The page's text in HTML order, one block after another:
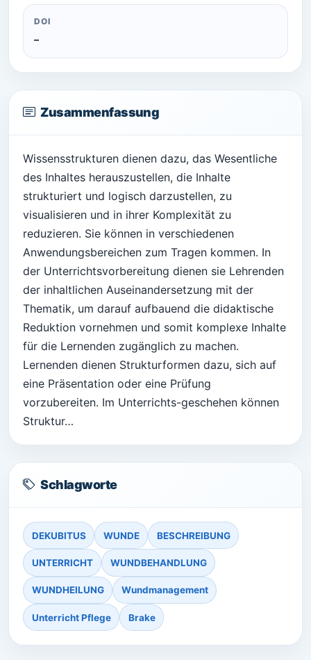
DOI
–
Zusammenfassung
Wissensstrukturen dienen dazu, das Wesentliche
des Inhaltes herauszustellen, die Inhalte
strukturiert und logisch darzustellen, zu
visualisieren und in ihrer Komplexität zu
reduzieren. Sie können in verschiedenen
Anwendungsbereichen zum Tragen kommen. In
der Unterrichtsvorbereitung dienen sie Lehrenden
der inhaltlichen Auseinandersetzung mit der
Thematik, um darauf aufbauend die didaktische
Reduktion vornehmen und somit komplexe Inhalte
für die Lernenden zugänglich zu machen.
Lernenden dienen Strukturformen dazu, sich auf
eine Präsentation oder eine Prüfung
vorzubereiten. Im Unterrichts-geschehen können
Struktur…
Schlagworte
DEKUBITUS WUNDE BESCHREIBUNG
UNTERRICHT WUNDBEHANDLUNG
WUNDHEILUNG Wundmanagement
Unterricht Pflege Brake